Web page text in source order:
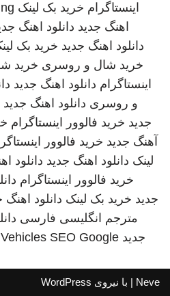
اینستاگرام خرید بک لینک
اهنگ جدید دانلود اهنگ
دانلود اهنگ جدید خرید بک
خرید شال و روسری خرید
اینستاگرام دانلود اهنگ جدید
و روسری دانلود اهنگ جدید
جدید خرید فالوور اینستاگرام
آهنگ جدید خرید فالوور
لینک دانلود اهنگ جدید دانلود
خرید فالوور اینستاگرام
جدید خرید بک لینک دانلود اهنگ
مترجم انگلیسی فارسی
جدید SEO Google
Neve | با نیروی WordPress